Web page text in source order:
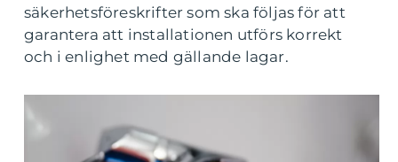
säkerhetsföreskrifter som ska följas för att
garantera att installationen utförs korrekt
och i enlighet med gällande lagar.